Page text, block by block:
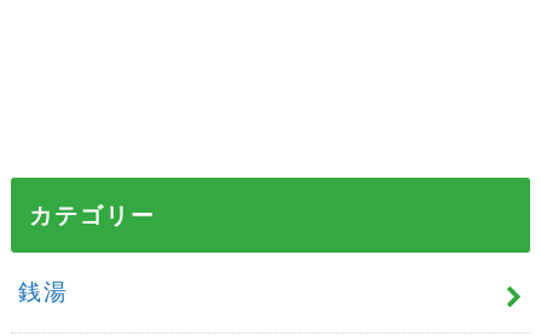
カテゴリー
銭湯